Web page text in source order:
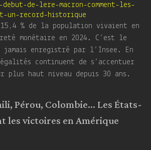
de-lere-macron-comment-les-
un-record-historique
15,4 % de la population vivaient en
monétaire en 2024. C’est le
enregistré par l’Insee. En
continuent de s’accentuer
haut niveau depuis 30 ans.
Pérou, Colombie… Les États-
les victoires en Amérique